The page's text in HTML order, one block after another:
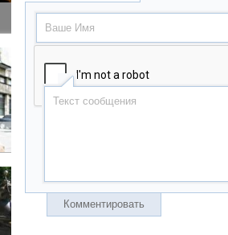
Комментировать